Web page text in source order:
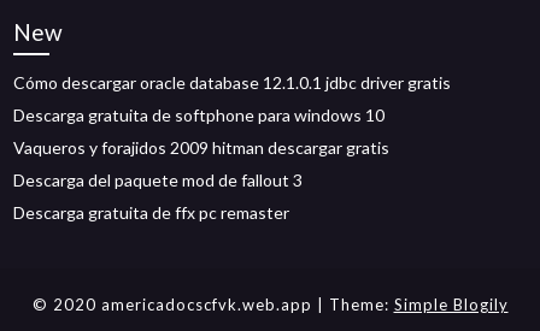
New
Cómo descargar oracle database 12.1.0.1 jdbc driver gratis
Descarga gratuita de softphone para windows 10
Vaqueros y forajidos 2009 hitman descargar gratis
Descarga del paquete mod de fallout 3
Descarga gratuita de ffx pc remaster
© 2020 americadocscfvk.web.app | Theme: Simple Blogily